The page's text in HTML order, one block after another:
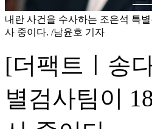
내란 사건을 수사하는 조은석 특
사 중이다. /남윤호 기자
[더팩트ㅣ송
별검사팀이